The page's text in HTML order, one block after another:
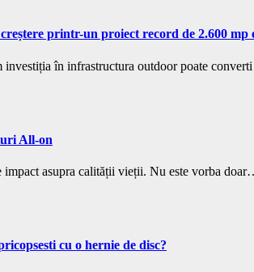
printr-un proiect record de 2.600
în infrastructura outdoor poate
All-on
impact asupra calității vieții. Nu este vorba
cu o hernie de disc?